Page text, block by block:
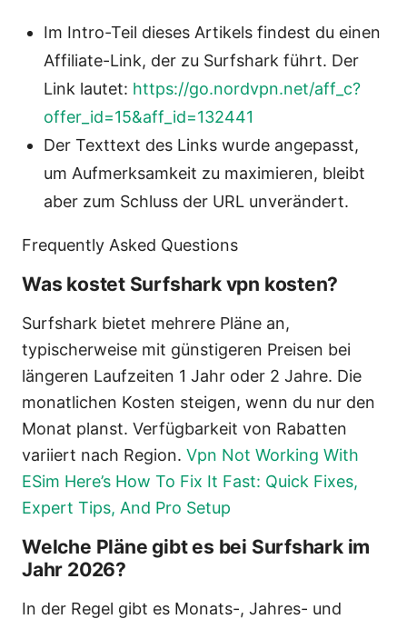
Im Intro-Teil dieses Artikels findest du einen
Affiliate-Link, der zu Surfshark führt. Der
Link lautet: https://go.nordvpn.net/aff_c?
offer_id=15&aff_id=132441
Der Texttext des Links wurde angepasst,
um Aufmerksamkeit zu maximieren, bleibt
aber zum Schluss der URL unverändert.
Frequently Asked Questions
Was kostet Surfshark vpn kosten?
Surfshark bietet mehrere Pläne an,
typischerweise mit günstigeren Preisen bei
längeren Laufzeiten 1 Jahr oder 2 Jahre. Die
monatlichen Kosten steigen, wenn du nur den
Monat planst. Verfügbarkeit von Rabatten
variiert nach Region. Vpn Not Working With
ESim Here’s How To Fix It Fast: Quick Fixes,
Expert Tips, And Pro Setup
Welche Pläne gibt es bei Surfshark im
Jahr 2026?
In der Regel gibt es Monats-, Jahres- und